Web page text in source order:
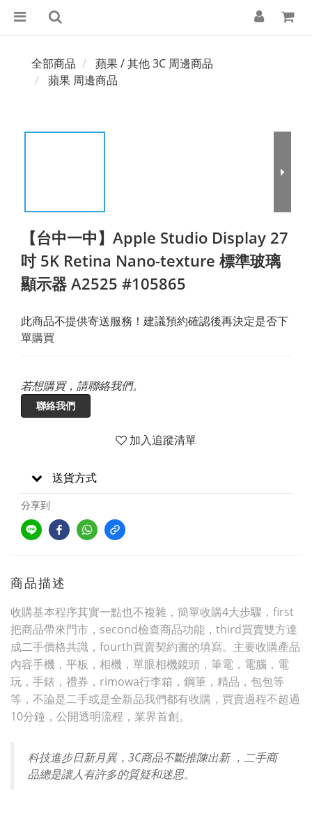
全部商品
蘋果 / 其他 3C 周邊商品
蘋果 周邊商品
【台中一中】Apple Studio Display 27
吋 5K Retina Nano-texture 標準玻璃
顯示器 A2525 #105865
此商品不提供寄送服務！建議預約確認後再決定是否下
單購買
若想購買，請聯絡我們。
聯絡我們
加入追蹤清單
送貨方式
分享到
商品描述
收購基本程序其實一點也不複雜，簡單收購4大步驟，first
把商品帶來門市，second檢查商品功能，third買賣雙方達
成二手價格共識，fourth買賣契約書的填寫。主要收購產品
內容手機，平板，相機，單眼相機鏡頭，筆電，電腦，電
玩，手錶，禮券，rimowa行李箱，鋼筆，精品，包包等
等，不論是二手或是全新品我們都有收購，買賣過程不超過
10分鐘，公開透明流程，業界首創。
科技進步日新月異，3C商品不斷推陳出新 ，二手商
品總是讓人有許多的質疑和迷思。